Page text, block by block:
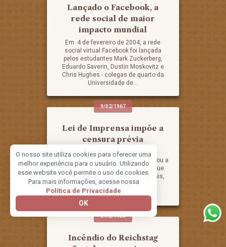
O nosso site utiliza cookies para oferecer uma
melhor experiência para o usuário. Utilizando
esse website você permite o uso de cookies.
Para mais informações, acesse nossa
Política de Privacidade
OK
Lançado o Facebook, a
rede social de maior
impacto mundial
Em 4 de fevereiro de 2004, a rede
social virtual Facebook foi lançada
pelos estudantes Mark Zuckerberg,
Eduardo Saverin, Dustin Moskovitz e
Chris Hughes - colegas de quarto da
Universidade de...
9/02/1967
Lei de Imprensa impõe a
censura prévia
No dia 9 de fevereiro de 1967, o
presidente Castelo Branco sancionou a
nova Lei de Imprensa (Lei 5.250) que
impunha a censura prévia de jornais,
espetáculos, cinema, rádio e
televisão...
27/2/1933
Incêndio do Reichstag